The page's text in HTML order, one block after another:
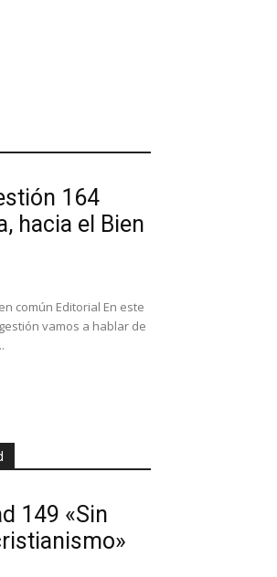
164
hacia el Bien
común Editorial En este
vamos a hablar de
149 «Sin